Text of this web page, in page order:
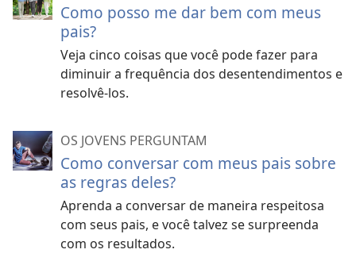
Como posso me dar bem com meus
pais?
Veja cinco coisas que você pode fazer para
diminuir a frequência dos desentendimentos e
resolvê-los.
OS JOVENS PERGUNTAM
Como conversar com meus pais sobre
as regras deles?
Aprenda a conversar de maneira respeitosa
com seus pais, e você talvez se surpreenda
com os resultados.